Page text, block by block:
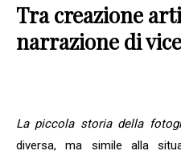
Tra creazione
narrazione di
La piccola storia della
diversa, ma simile alla